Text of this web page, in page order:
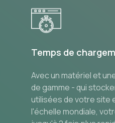
Temps de
Avec un matériel et
de gamme - qui
utilisées de votre site
l'échelle mondiale,